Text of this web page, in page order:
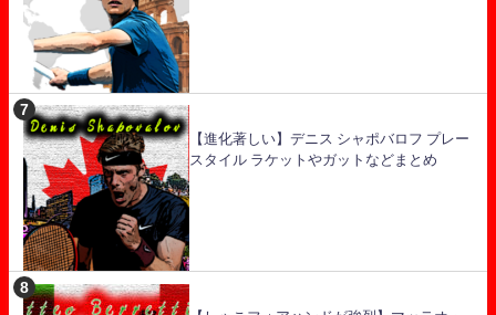
【進化著しい】デニス シャポバロフ プレー
スタイル ラケットやガットなどまとめ